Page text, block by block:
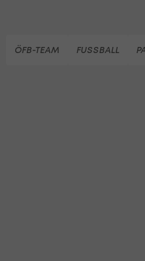
ÖFB-TEAM FUSSBALL